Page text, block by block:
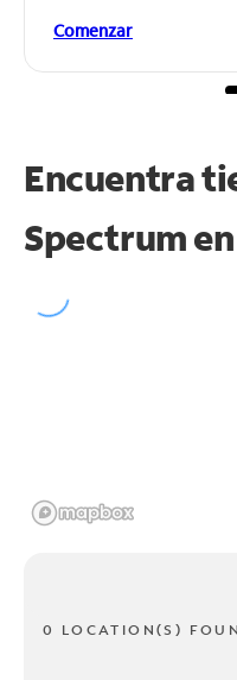
Comenzar
Encuentra
Spectrum en
0 LOCATION(S)